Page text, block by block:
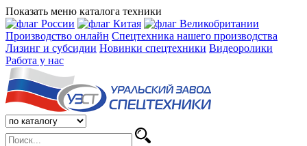
Показать меню каталога техники
Производство онлайн Спецтехника нашего производства
Лизинг и субсидии Новинки спецтехники Видеоролики
Работа у нас